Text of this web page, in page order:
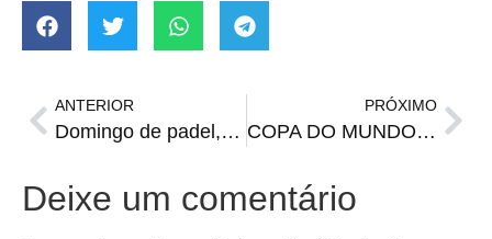
ANTERIOR
Domingo de padel, acompanhe ao vivo!
PRÓXIMO
COPA DO MUNDO: o recorde é nosso
Deixe um comentário